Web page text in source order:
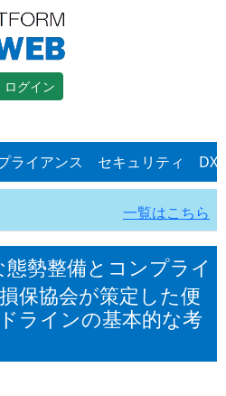
ログイン
ライアンス セキュリティ DX
一覧はこちら
勢整備とコンプライ
保協会が策定した便
ラインの基本的な考